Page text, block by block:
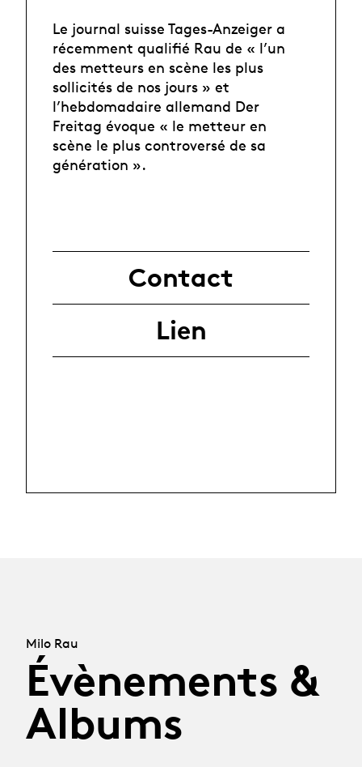
Le journal suisse Tages-Anzeiger a
récemment qualifié Rau de « l’un
des metteurs en scène les plus
sollicités de nos jours » et
l’hebdomadaire allemand Der
Freitag évoque « le metteur en
scène le plus controversé de sa
génération ».
Contact
Lien
Milo Rau
Évènements &
Albums